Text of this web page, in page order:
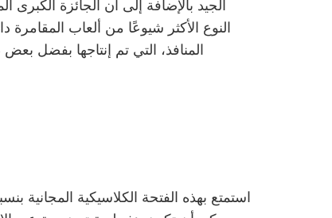
النوع الأكثر شيوعًا من ألعاب
المنافذ، التي تم إنتاجها بفضل